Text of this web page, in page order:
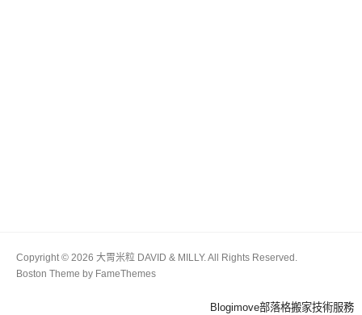
Copyright © 2026 大胃米粒 DAVID & MILLY. All Rights Reserved.
Boston Theme by FameThemes
Blogimove部落格搬家技術服務